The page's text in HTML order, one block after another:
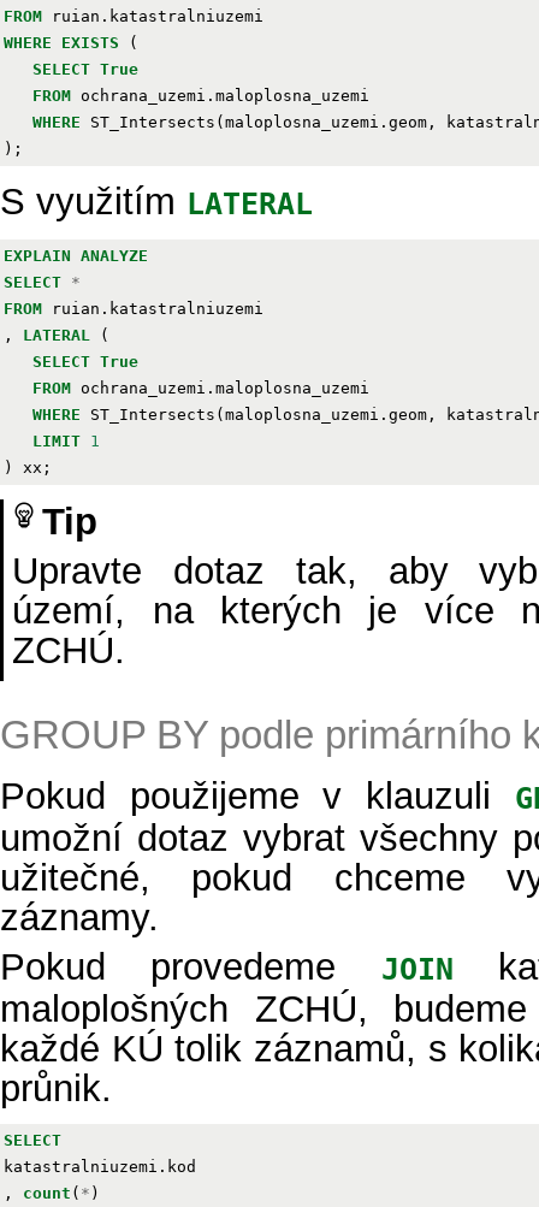
FROM
ruian . katastralniuzemi
WHERE
EXISTS
(
SELECT True
FROM ochrana_uzemi . maloplosna_uzemi
WHERE
ST_Intersects ( maloplosna_uzemi . geom ,
);
S využitím LATERAL
EXPLAIN ANALYZE
SELECT *
FROM
ruian . katastralniuzemi
,
LATERAL
(
SELECT True
FROM ochrana_uzemi . maloplosna_uzemi
WHERE
ST_Intersects (maloplosna_uzemi . geom ,
LIMIT 1
)
xx ;
Tip
Upravte dotaz tak, aby
území, na kterých je více
ZCHÚ.
GROUP BY podle primárního
Pokud použijeme v klauzuli
umožní dotaz vybrat všechny
užitečné, pokud chceme
záznamy.
Pokud provedeme
JOIN
maloplošných ZCHÚ,
každé KÚ tolik záznamů, s
průnik.
SELECT
katastralniuzemi . kod
,
count ( * )